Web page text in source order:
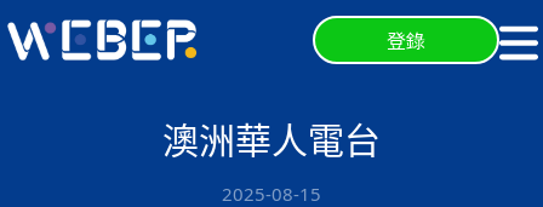
登錄
澳洲華人電台
2025-08-15